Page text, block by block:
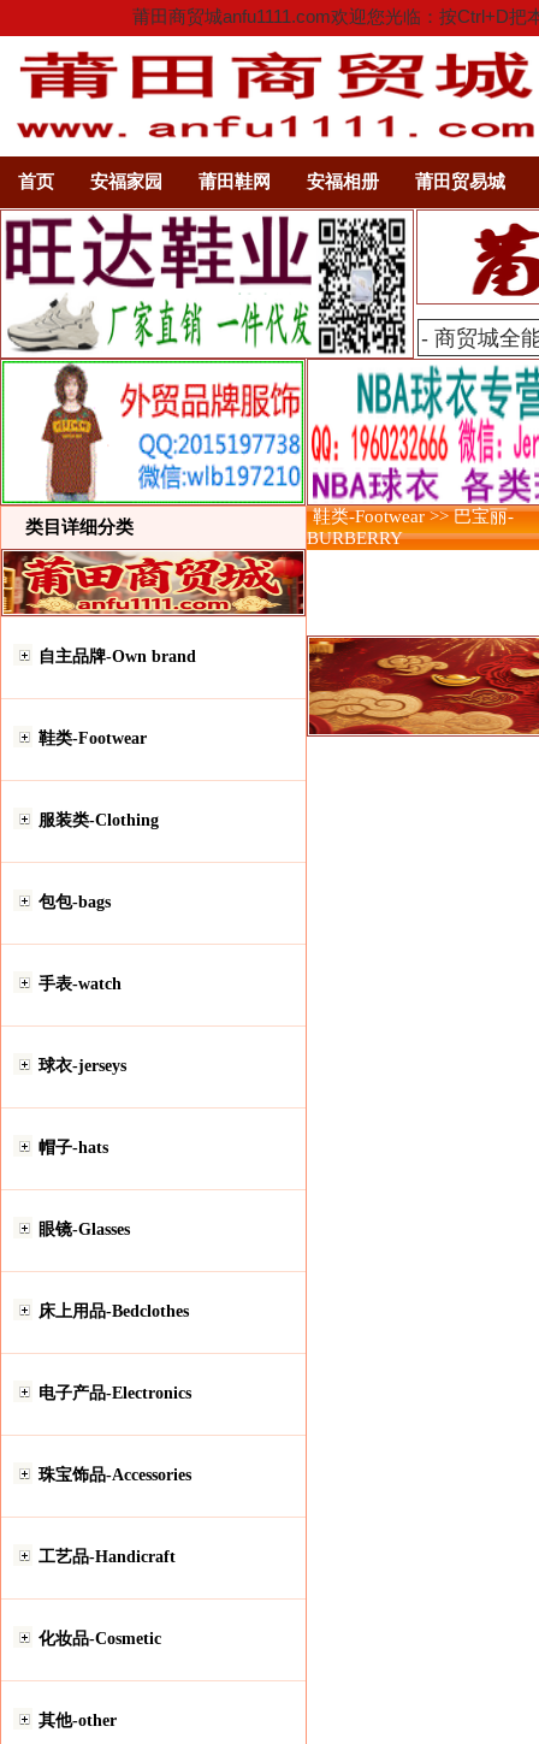
莆田商贸城anfu1111.com欢迎您光临：按Ctrl+D
首页 安福家园 莆田鞋网 安福相册 莆田贸易城
类目详细分类
自主品牌-Own brand
鞋类-Footwear
服装类-Clothing
包包-bags
手表-watch
球衣-jerseys
帽子-hats
眼镜-Glasses
床上用品-Bedclothes
电子产品-Electronics
珠宝饰品-Accessories
工艺品-Handicraft
化妆品-Cosmetic
其他-other
鞋类-Footwear >> 巴宝丽-
BURBERRY